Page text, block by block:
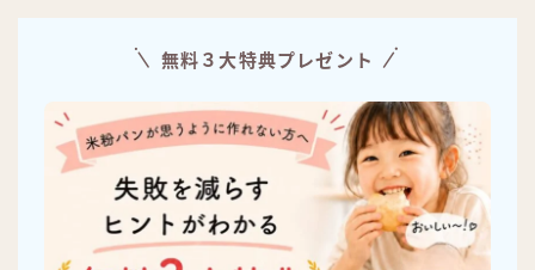
無料３大特典プレゼント